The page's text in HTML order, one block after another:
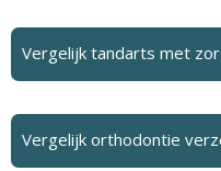
Vergelijk tandarts met
Vergelijk orthodontie